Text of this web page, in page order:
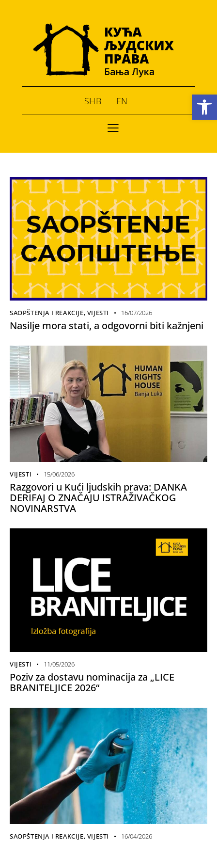
Open toolbar
SHB EN
SAOPŠTENJA I REAKCIJE, VIJESTI 16/07/2026
Nasilje mora stati, a odgovorni biti kažnjeni
VIJESTI 15/06/2026
Razgovori u Kući ljudskih prava: DANKA
DERIFAJ O ZNAČAJU ISTRAŽIVAČKOG
NOVINARSTVA
VIJESTI 11/05/2026
Poziv za dostavu nominacija za „LICE
BRANITELJICE 2026“
SAOPŠTENJA I REAKCIJE, VIJESTI 16/04/2026